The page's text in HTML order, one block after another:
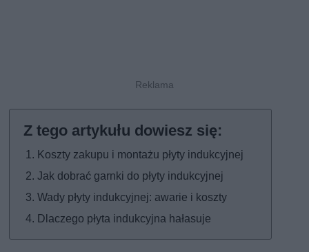
Koszty zakupu i montażu płyty indukcyjnej
Jak dobrać garnki do płyty indukcyjnej
Wady płyty indukcyjnej: awarie i koszty
Dlaczego płyta indukcyjna hałasuje